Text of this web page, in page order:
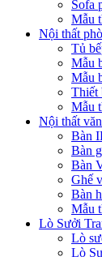
Sofa
Mẫu
Nội thất
Tủ
Mẫu
Mẫu
Thiết
Mẫu
Nội thất
Bàn
Bàn
Bàn
Ghế
Bàn
Mẫu
Lò Sưởi
Lò
Lò